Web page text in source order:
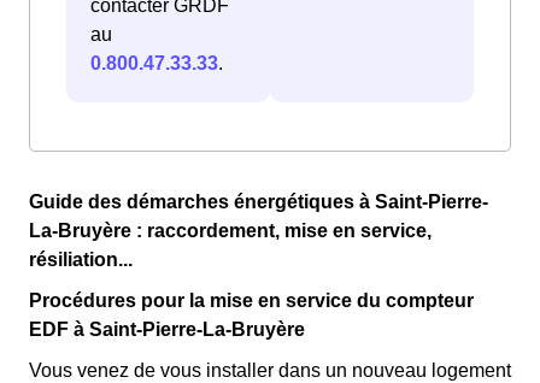
contacter GRDF
au
0.800.47.33.33.
Guide des démarches énergétiques à Saint-Pierre-
La-Bruyère : raccordement, mise en service,
résiliation...
Procédures pour la mise en service du compteur
EDF à Saint-Pierre-La-Bruyère
Vous venez de vous installer dans un nouveau logement